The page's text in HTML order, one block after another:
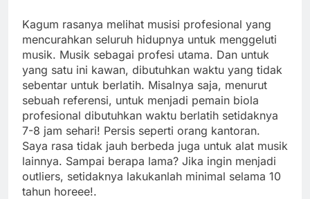
Kagum rasanya melihat musisi profesional yang
mencurahkan seluruh hidupnya untuk menggeluti
musik. Musik sebagai profesi utama. Dan untuk
yang satu ini kawan, dibutuhkan waktu yang tidak
sebentar untuk berlatih. Misalnya saja, menurut
sebuah referensi, untuk menjadi pemain biola
profesional dibutuhkan waktu berlatih setidaknya
7-8 jam sehari! Persis seperti orang kantoran.
Saya rasa tidak jauh berbeda juga untuk alat musik
lainnya. Sampai berapa lama? Jika ingin menjadi
outliers, setidaknya lakukanlah minimal selama 10
tahun horeee!.